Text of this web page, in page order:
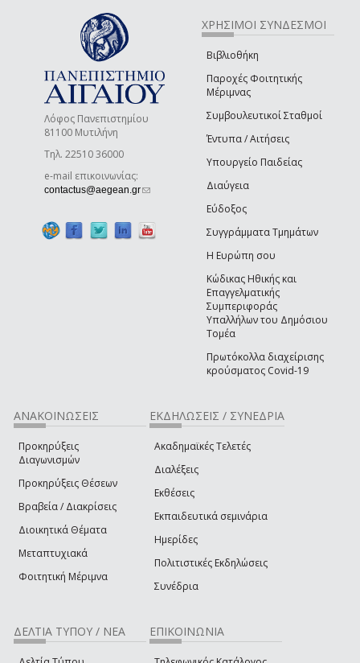
Λόφος Πανεπιστημίου
81100 Μυτιλήνη
Τηλ. 22510 36000
e-mail επικοινωνίας:
contactus@aegean.gr(link sends e-mail)
ΧΡΗΣΙΜΟΙ ΣΥΝΔΕΣΜΟΙ
Βιβλιοθήκη
Παροχές Φοιτητικής
Μέριμνας
Συμβουλευτικοί Σταθμοί
Έντυπα / Αιτήσεις
Υπουργείο Παιδείας
Διαύγεια
Εύδοξος
Συγγράμματα Τμημάτων
Η Ευρώπη σου
Κώδικας Ηθικής και
Επαγγελματικής
Συμπεριφοράς
Υπαλλήλων του Δημόσιου
Τομέα
Πρωτόκολλα διαχείρισης
κρούσματος Covid-19
ΑΝΑΚΟΙΝΩΣΕΙΣ
Προκηρύξεις
Διαγωνισμών
Προκηρύξεις Θέσεων
Βραβεία / Διακρίσεις
Διοικητικά Θέματα
Μεταπτυχιακά
Φοιτητική Μέριμνα
ΕΚΔΗΛΩΣΕΙΣ / ΣΥΝΕΔΡΙΑ
Ακαδημαϊκές Τελετές
Διαλέξεις
Εκθέσεις
Εκπαιδευτικά σεμινάρια
Ημερίδες
Πολιτιστικές Εκδηλώσεις
Συνέδρια
ΔΕΛΤΙΑ ΤΥΠΟΥ / ΝΕΑ ΕΠΙΚΟΙΝΩΝΙΑ